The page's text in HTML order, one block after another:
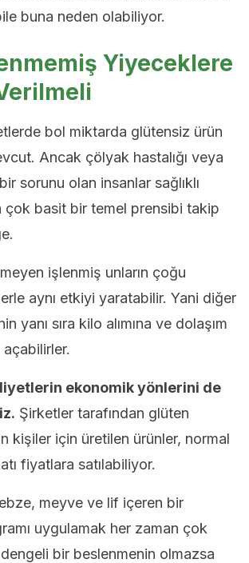
buna neden olabiliyor.
Yiyeceklere
bol miktarda glütensiz ürün
Ancak çölyak hastalığı veya
sorunu olan insanlar sağlıklı
çok basit bir temel prensibi takip
işlenmiş unların çoğu
aynı etkiyi yaratabilir. Yani diğer
yanı sıra kilo alımına ve dolaşım
açabilirler.
ekonomik yönlerini de
Şirketler tarafından glüten
kişiler için üretilen ürünler, normal
fiyatlara satılabiliyor.
meyve ve lif içeren bir
uygulamak her zaman çok
bir beslenmenin olmazsa